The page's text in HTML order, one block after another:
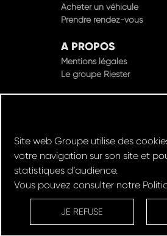
Prendre rendez-vous
Mentions légales
Le groupe Riester
Design & Développement par
Réserver un Rachat de
VOITURE
Site web Groupe utilise des
votre navigation sur son site et
statistiques d’audience.
Vous pouvez consulter notre
JE REFUSE